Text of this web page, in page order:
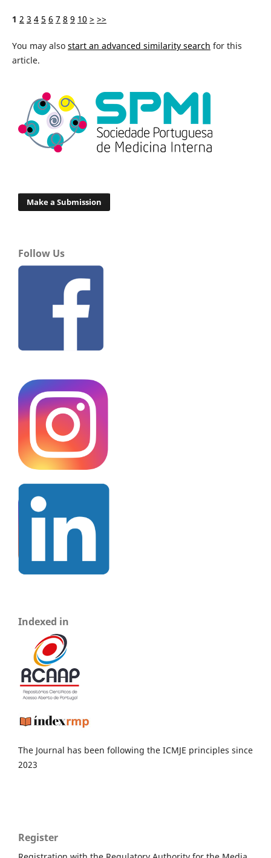
1 2 3 4 5 6 7 8 9 10 > >>
You may also start an advanced similarity search for this
article.
Make a Submission
Follow Us
Indexed in
The Journal has been following the ICMJE principles since
2023
Register